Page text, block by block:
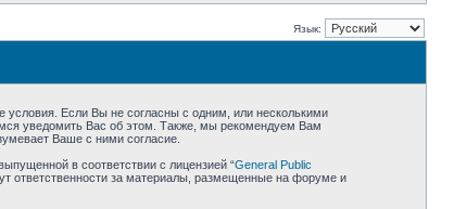
Язык:
Если Вы не согласны с одним, или несколькими
уведомить Вас об этом. Также, мы рекомендуем Вам
Ваше с ними согласие.
в соответствии с лицензией “General Public
ответственности за материалы, размещенные на форуме и